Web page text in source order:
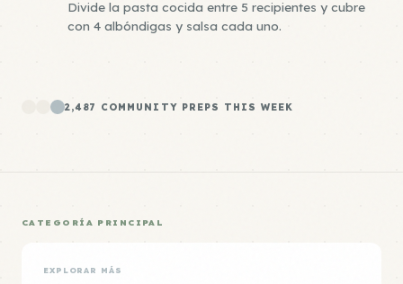
Divide la pasta cocida entre 5 recipientes y cubre
con 4 albóndigas y salsa cada uno.
2,487 COMMUNITY PREPS THIS WEEK
CATEGORÍA PRINCIPAL
EXPLORAR MÁS